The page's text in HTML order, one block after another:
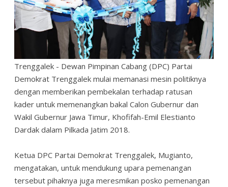
Trenggalek - Dewan Pimpinan Cabang (DPC) Partai
Demokrat Trenggalek mulai memanasi mesin politiknya
dengan memberikan pembekalan terhadap ratusan
kader untuk memenangkan bakal Calon Gubernur dan
Wakil Gubernur Jawa Timur, Khofifah-Emil Elestianto
Dardak dalam Pilkada Jatim 2018.
Ketua DPC Partai Demokrat Trenggalek, Mugianto,
mengatakan, untuk mendukung upara pemenangan
tersebut pihaknya juga meresmikan posko pemenangan